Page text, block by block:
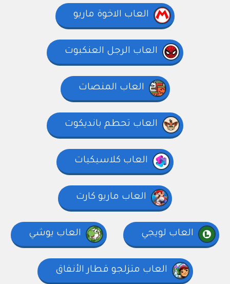
العاب الاخوة ماريو
العاب الرجل العنكبوت
العاب المنصات
العاب تحطم بانديكوت
العاب كلاسيكيات
العاب ماريو كارت
العاب لويجي العاب يوشي
العاب متزلجو قطار الأنفاق